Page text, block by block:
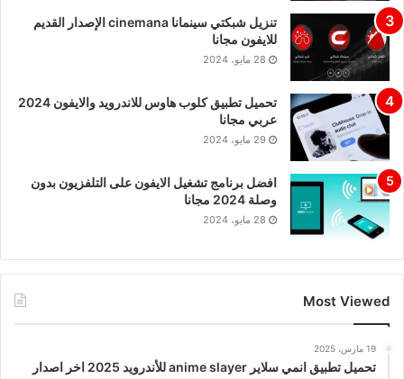
تنزيل شبكتي سينمانا cinemana الإصدار القديم
للايفون مجانا
28 مايو، 2024
تحميل تطبيق كلوب هاوس للاندرويد والايفون 2024
عربي مجانا
29 مايو، 2024
افضل برنامج تشغيل الايفون على التلفزيون بدون
وصلة 2024 مجانا
28 مايو، 2024
Most Viewed
19 مارس، 2025
تحميل تطبيق انمي سلاير anime slayer للأندرويد 2025 اخر اصدار